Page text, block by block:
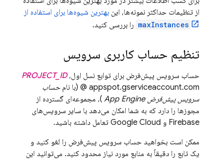
از تنظیمات حداکثر نمونه‌ها، این بهترین شیوه‌ها برای استفاده از
maxInstances را بررسی کنید.
تنظیم حساب کاربری سرویس
حساب سرویس پیش‌فرض برای توابع نسل اول،PROJECT_ID
@ appspot.gserviceaccount.com (با نام
حساب
سرویس پیش‌فرض App Engine
)، مجموعه‌ای گسترده از
مجوزها را دارد که به شما امکان می‌دهد با سایر سرویس‌های
Firebase و Google Cloud تعامل داشته باشید.
ممکن است بخواهید حساب سرویس پیش‌فرض را لغو کنید و
یک تابع را دقیقاً به منابع مورد نیاز محدود کنید. می‌توانید این